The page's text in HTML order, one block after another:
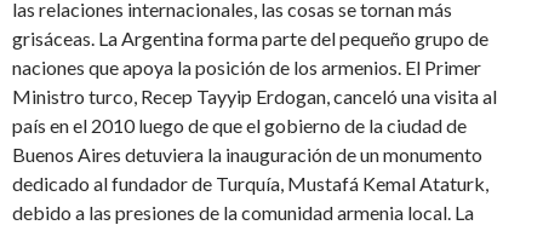
las relaciones internacionales, las cosas se tornan más
grisáceas. La Argentina forma parte del pequeño grupo de
naciones que apoya la posición de los armenios. El Primer
Ministro turco, Recep Tayyip Erdogan, canceló una visita al
país en el 2010 luego de que el gobierno de la ciudad de
Buenos Aires detuviera la inauguración de un monumento
dedicado al fundador de Turquía, Mustafá Kemal Ataturk,
debido a las presiones de la comunidad armenia local. La